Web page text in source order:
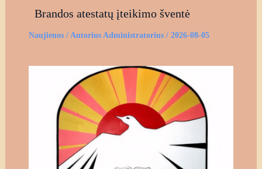
Brandos atestatų įteikimo šventė
Naujienos/ Autorius Administratorius / 2026-08-05